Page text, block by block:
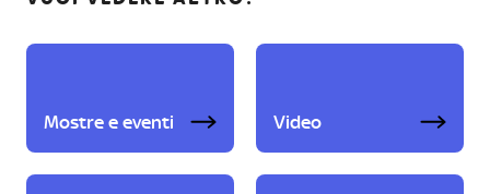
Mostre e eventi Video